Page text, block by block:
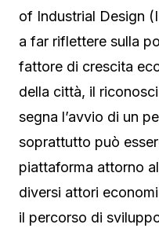
of Industrial Design
a far riflettere sulla
fattore di crescita
della città, il
segna l’avvio di un
soprattutto può
piattaforma attorno
diversi attori
il percorso di